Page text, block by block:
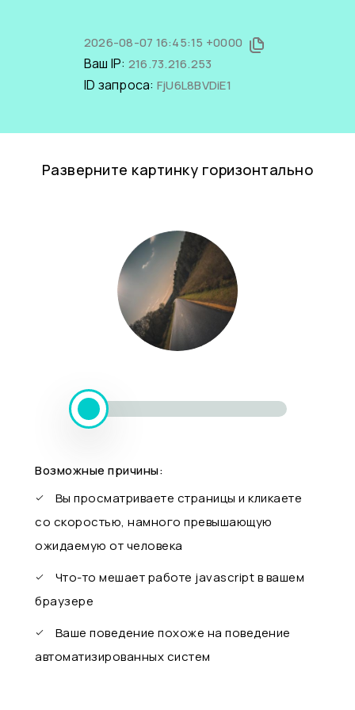
2026-08-07 16:45:15 +0000
Ваш IP: 216.73.216.253
ID запроса: FjU6L8BVDiE1
Разверните картинку горизонтально
Возможные причины:
Вы просматриваете страницы и кликаете
со скоростью, намного превышающую
ожидаемую от человека
Что-то мешает работе javascript в вашем
браузере
Ваше поведение похоже на поведение
автоматизированных систем